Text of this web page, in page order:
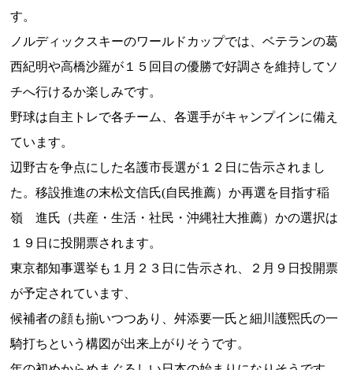
す。
ノルディックスキーのワールドカップでは、ベテランの葛
西紀明や高橋沙羅が１５回目の優勝で好調さを維持してソ
チへ行けるか楽しみです。
野球は自主トレで各チーム、各選手がキャンプインに備え
ています。
辺野古を争点にした名護市長選が１２日に告示されまし
た。移設推進の末松文信氏(自民推薦）か再選を目指す稲
嶺 進氏（共産・生活・社民・沖縄社大推薦）かの選択は
１９日に投開票されます。
東京都知事選挙も１月２３日に告示され、２月９日投開票
が予定されています、
候補者の顔も揃いつつあり、舛添要一氏と細川護煕氏の一
騎打ちという構図が出来上がりそうです。